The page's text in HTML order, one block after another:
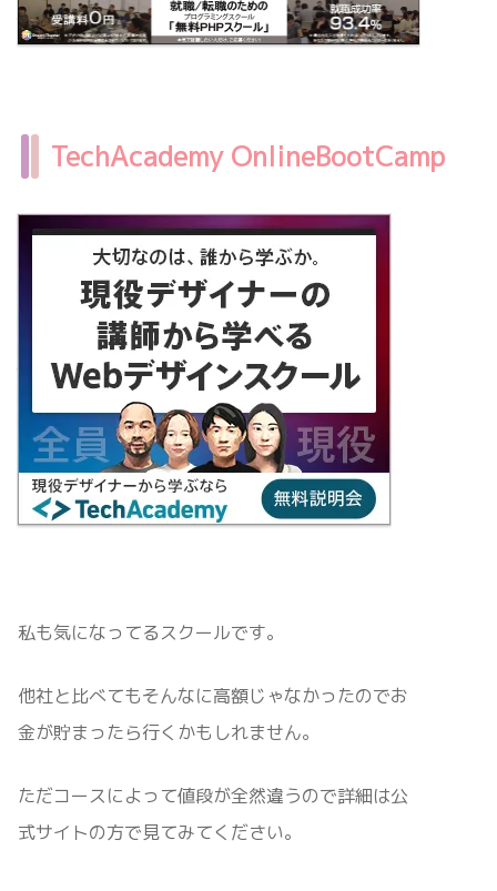
TechAcademy OnlineBootCamp
私も気になってるスクールです。
他社と比べてもそんなに高額じゃなかったのでお
金が貯まったら行くかもしれません。
ただコースによって値段が全然違うので詳細は公
式サイトの方で見てみてください。